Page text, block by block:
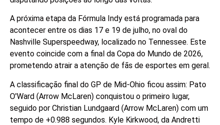
A próxima etapa da Fórmula Indy está programada para
acontecer entre os dias 17 e 19 de julho, no oval do
Nashville Superspeedway, localizado no Tennessee. Este
evento coincide com a final da Copa do Mundo de 2026,
prometendo atrair a atenção de fãs de esportes em geral.
A classificação final do GP de Mid-Ohio ficou assim: Pato
O'Ward (Arrow McLaren) conquistou o primeiro lugar,
seguido por Christian Lundgaard (Arrow McLaren) com um
tempo de +0.988 segundos. Kyle Kirkwood, da Andretti